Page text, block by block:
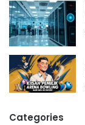
Categories